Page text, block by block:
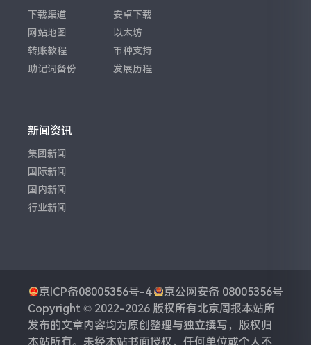
下载渠道
网站地图
转账教程
助记词备份
安卓下载
以太坊
币种支持
发展历程
新闻资讯
集团新闻
国际新闻
国内新闻
行业新闻
京ICP备08005356号-4
京公网安备 08005356号
Copyright © 2022-2026 版权所有北京周报本站所
发布的文章内容均为原创整理与独立撰写，版权归
本站所有。未经本站书面授权，任何单位或个人不